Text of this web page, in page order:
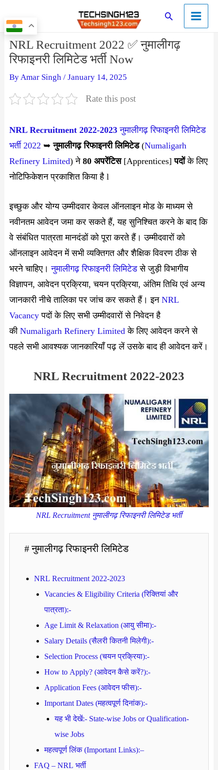
SearchMain
Menu
NRL Recruitment 2022 ✅ नुमालीगढ़
रिफाइनरी लिमिटेड भर्ती Now
ByAmar Singh / January 14, 2025
Rate this post
NRL Recruitment 2022-2023 नुमालीगढ़ रिफाइनरी लिमिटेड
भर्ती 2022 ➥नुमालीगढ़ रिफाइनरी लिमिटेड(Numaligarh
Refinery Limited) ने 80 अपरेंटिस[Apprentices]पदोंके लिए
नोटिफिकेशन प्रकाशित किया है l
इच्छुक और योग्य उम्मीदवार केवल ऑनलाइन मोड के माध्यम से
नवीनतम आवेदन जमा कर सकते हैं, यह सुनिश्चित करने के बाद कि
वे संबंधित पात्रता मानदंडों को पूरा करते हैं। उम्मीदवारों को
ऑनलाइन आवेदन में सभी व्यक्तिगत और शैक्षिक विवरण ठीक से
भरने चाहिए।नुमालीगढ़ रिफाइनरी लिमिटेडसे जुड़ी विभागीय
विज्ञापन, आवेदन प्रक्रिया, चयन प्रक्रिया, अंतिम तिथि एवं अन्य
जानकारी नीचे तालिका पर जांच कर सकते हैं। इन NRL
Vacancyपदों के लिए सभी उम्मीदवारों से निवेदन है
की Numaligarh Refinery Limited के लिए आवेदन करने से
पहले सभी आवश्यक जानकारियाँ पढ़ लें उसके बाद ही आवेदन करें।
NRL Recruitment 2022-2023
NRL Recruitment नुमालीगढ़ रिफाइनरी लिमिटेड भर्ती
# नुमालीगढ़ रिफाइनरी लिमिटेड
NRL Recruitment 2022-2023
Vacancies & Eligibility Criteria (रिक्तियां और
पात्रता):-
Age Limit & Relaxation (आयु सीमा):-
Salary Details (सैलरी कितनी मिलेगी):-
Selection Process (चयन प्रक्रिया):-
How to Apply? (आवेदन कैसे करें?):-
Application Fees (आवेदन फीस):-
Important Dates (महत्वपूर्ण दिनांक):-
यह भी देखें:- State-wise Jobs or Qualification-
wise Jobs
महत्वपूर्ण लिंक (Important Links):–
FAQ – NRL भर्ती
Post
navigation